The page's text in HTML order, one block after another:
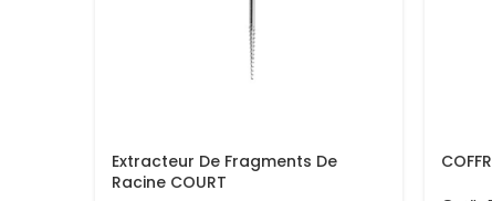
Extracteur De Fragments De
Racine COURT